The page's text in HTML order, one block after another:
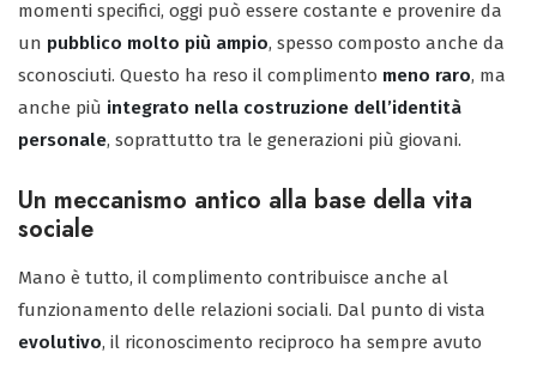
momenti specifici, oggi può essere costante e provenire da
un pubblico molto più ampio, spesso composto anche da
sconosciuti. Questo ha reso il complimento meno raro, ma
anche più integrato nella costruzione dell’identità
personale, soprattutto tra le generazioni più giovani.
Un meccanismo antico alla base della vita
sociale
Mano è tutto, il complimento contribuisce anche al
funzionamento delle relazioni sociali. Dal punto di vista
evolutivo, il riconoscimento reciproco ha sempre avuto